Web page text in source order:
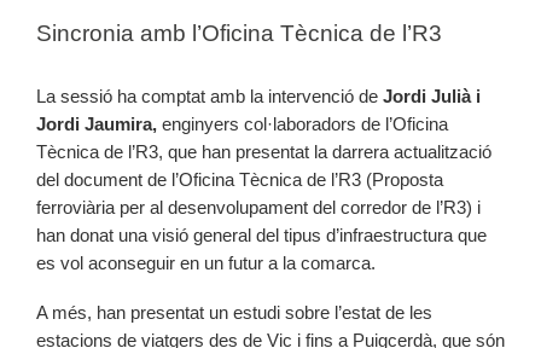
Sincronia amb l’Oficina Tècnica de l’R3
La sessió ha comptat amb la intervenció de Jordi Julià i
Jordi Jaumira, enginyers col·laboradors de l’Oficina
Tècnica de l’R3, que han presentat la darrera actualització
del document de l’Oficina Tècnica de l’R3 (Proposta
ferroviària per al desenvolupament del corredor de l’R3) i
han donat una visió general del tipus d’infraestructura que
es vol aconseguir en un futur a la comarca.
A més, han presentat un estudi sobre l’estat de les
estacions de viatgers des de Vic i fins a Puigcerdà, que són